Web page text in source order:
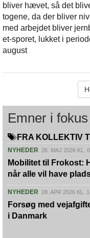
bliver hævet, så det
togene, da der bliver
med arbejdet bliver
et-sporet, lukket i
august
Emner i fokus
FRA KOLLEKTIV
NYHEDER 26. MAJ 2026 KL.
Mobilitet til Frokost:
når alle vil have
NYHEDER 28. APR 2026 KL.
Forsøg med
i Danmark